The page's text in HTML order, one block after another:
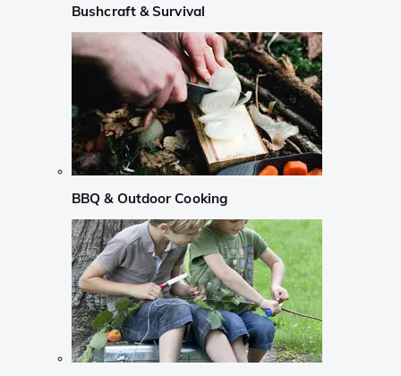
Bushcraft & Survival
BBQ & Outdoor Cooking